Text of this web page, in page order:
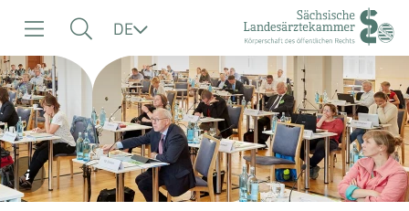
Navigation
Suche
Inhalt
DE
©SLAEK